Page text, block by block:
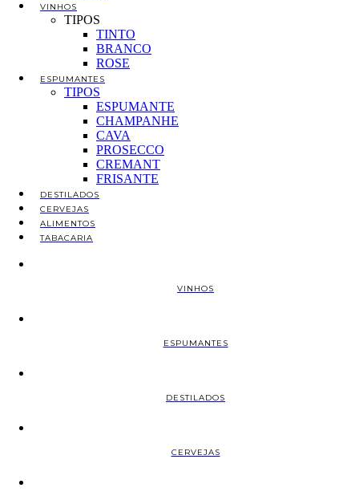
VINHOS
TIPOS
TINTO
BRANCO
ROSE
ESPUMANTES
TIPOS
ESPUMANTE
CHAMPANHE
CAVA
PROSECCO
CREMANT
FRISANTE
DESTILADOS
CERVEJAS
ALIMENTOS
TABACARIA
VINHOS
ESPUMANTES
DESTILADOS
CERVEJAS